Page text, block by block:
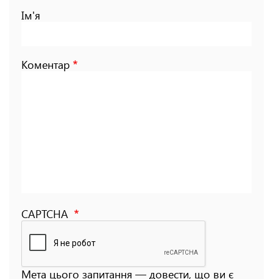
Ім'я
Коментар
CAPTCHA
Мета цього запитання — довести, що ви є